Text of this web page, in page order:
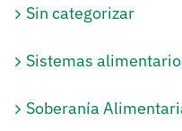
Sin categorizar
Sistemas
Soberanía